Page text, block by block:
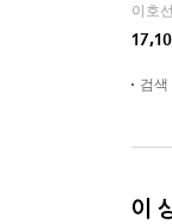
이호
검
이